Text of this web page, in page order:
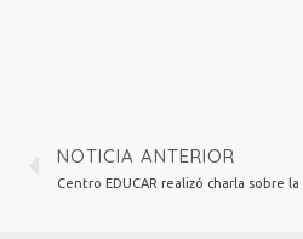
NOTICIA ANTERIOR
Centro EDUCAR realizó charla sobre